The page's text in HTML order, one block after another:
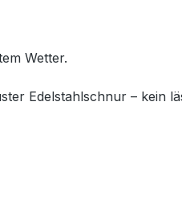
Wetter.
Edelstahlschnur – kein